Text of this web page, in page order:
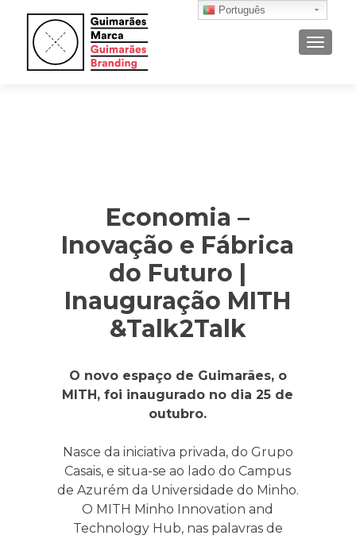
Economia –
Inovação e Fábrica
do Futuro |
Inauguração MITH
&Talk2Talk
O novo espaço de Guimarães, o
MITH, foi inaugurado no dia 25 de
outubro.
Nasce da iniciativa privada, do Grupo
Casais, e situa-se ao lado do Campus
de Azurém da Universidade do Minho.
O MITH Minho Innovation and
Technology Hub, nas palavras de
Português